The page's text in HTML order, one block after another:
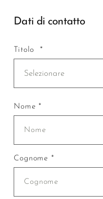
Dati di contatto
Titolo *
Selezionare
Nome *
Cognome *